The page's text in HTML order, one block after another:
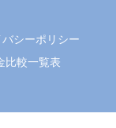
バシーポリシー
比較一覧表